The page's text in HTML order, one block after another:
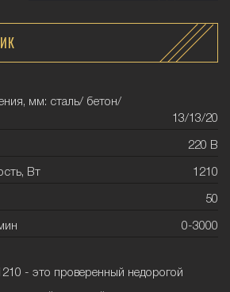
мм: сталь/ бетон/
13/13/20
220 В
Вт 1210
50
0-3000
- это проверенный недорогой